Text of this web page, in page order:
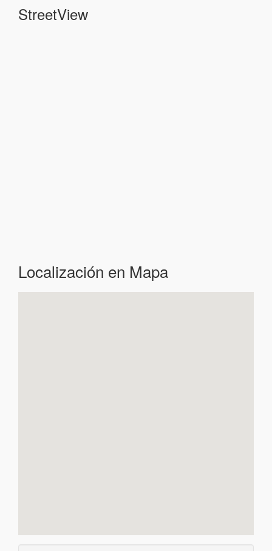
StreetView
Localización en Mapa